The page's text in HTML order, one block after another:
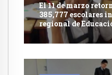
El 11 de marzo
385,777 escolares
regional de